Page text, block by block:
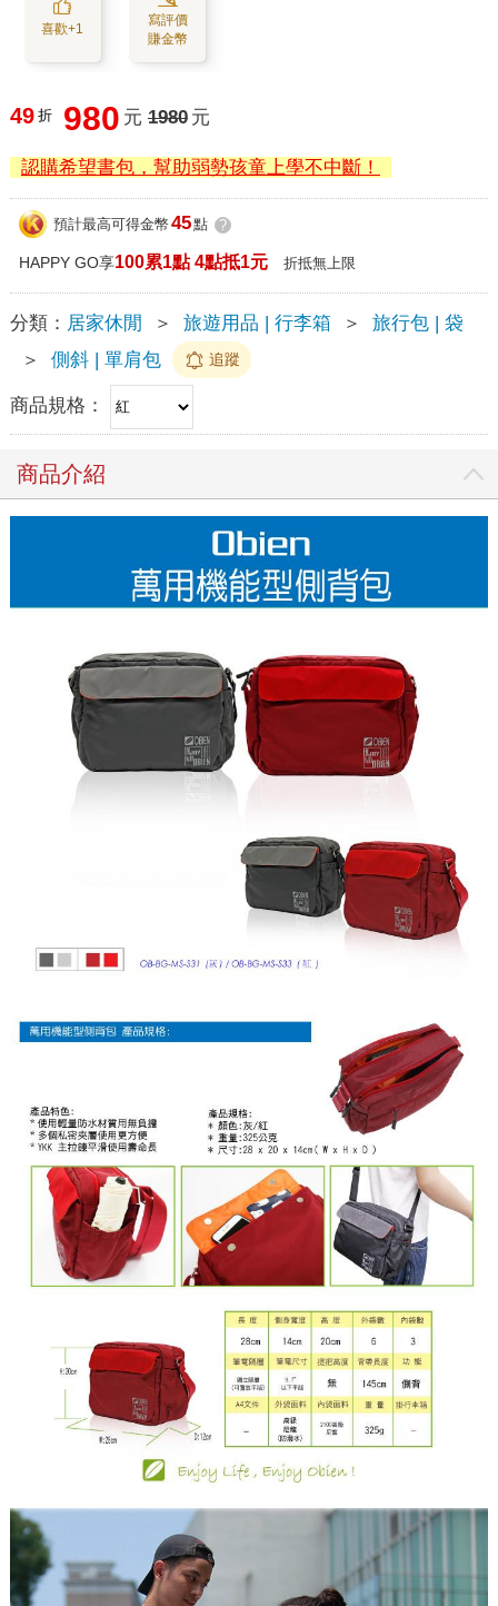
喜歡+1
寫評價
賺金幣
49 折 980 元 1980 元
認購希望書包，幫助弱勢孩童上學不中斷！
預計最高可得金幣 45點 ?
HAPPY GO享100累1點 4點抵1元 折抵無上限
分類： 居家休閒 ＞ 旅遊用品 | 行李箱 ＞
旅行包 | 袋
＞
側斜 | 單肩包 追蹤
商品規格：
商品介紹